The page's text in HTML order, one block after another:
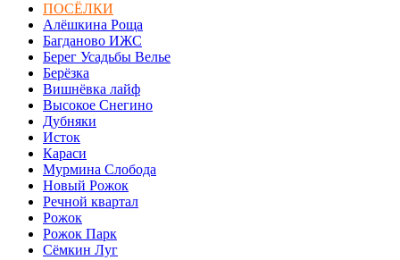
ПОСЁЛКИ
Алёшкина Роща
Багданово ИЖС
Берег Усадьбы Велье
Берёзка
Вишнёвка лайф
Высокое Снегино
Дубняки
Исток
Караси
Мурмина Слобода
Новый Рожок
Речной квартал
Рожок
Рожок Парк
Сёмкин Луг